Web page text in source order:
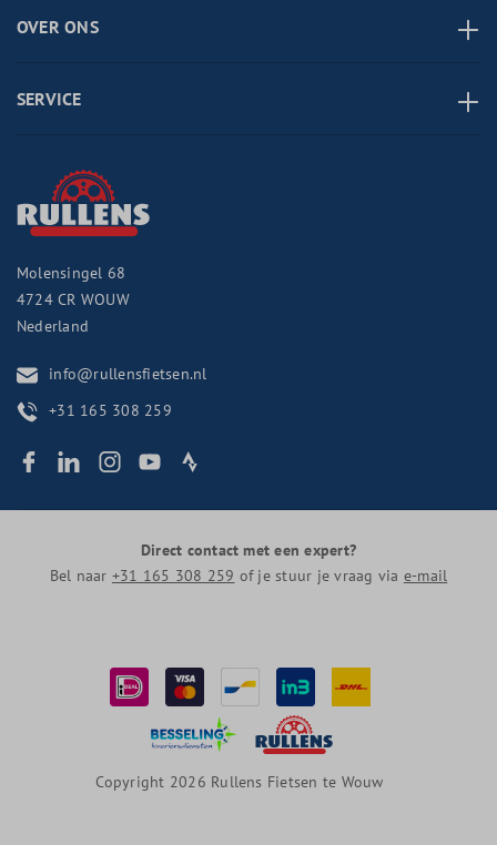
OVER ONS
SERVICE
Molensingel 68
4724 CR WOUW
Nederland
info@rullensfietsen.nl
+31 165 308 259
Direct contact met een expert?
Bel naar +31 165 308 259 of je stuur je vraag via e-mail
Copyright 2026 Rullens Fietsen te Wouw